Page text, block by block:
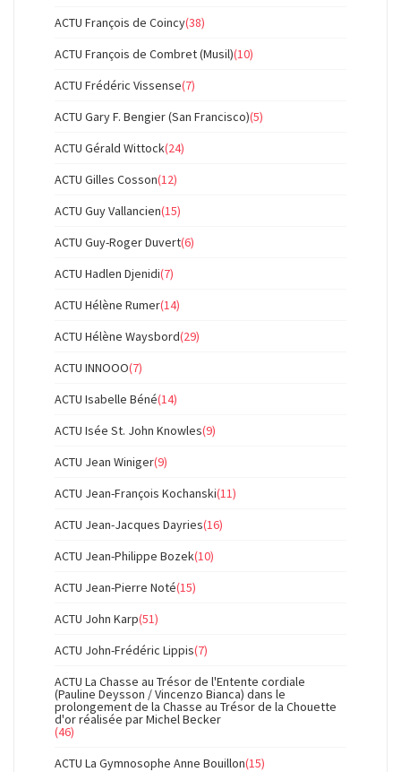
ACTU François de Coincy(38)
ACTU François de Combret (Musil)(10)
ACTU Frédéric Vissense(7)
ACTU Gary F. Bengier (San Francisco)(5)
ACTU Gérald Wittock(24)
ACTU Gilles Cosson(12)
ACTU Guy Vallancien(15)
ACTU Guy-Roger Duvert(6)
ACTU Hadlen Djenidi(7)
ACTU Hélène Rumer(14)
ACTU Hélène Waysbord(29)
ACTU INNOOO(7)
ACTU Isabelle Béné(14)
ACTU Isée St. John Knowles(9)
ACTU Jean Winiger(9)
ACTU Jean-François Kochanski(11)
ACTU Jean-Jacques Dayries(16)
ACTU Jean-Philippe Bozek(10)
ACTU Jean-Pierre Noté(15)
ACTU John Karp(51)
ACTU John-Frédéric Lippis(7)
ACTU La Chasse au Trésor de l'Entente cordiale
(Pauline Deysson / Vincenzo Bianca) dans le
prolongement de la Chasse au Trésor de la Chouette
d'or réalisée par Michel Becker
(46)
ACTU La Gymnosophe Anne Bouillon(15)